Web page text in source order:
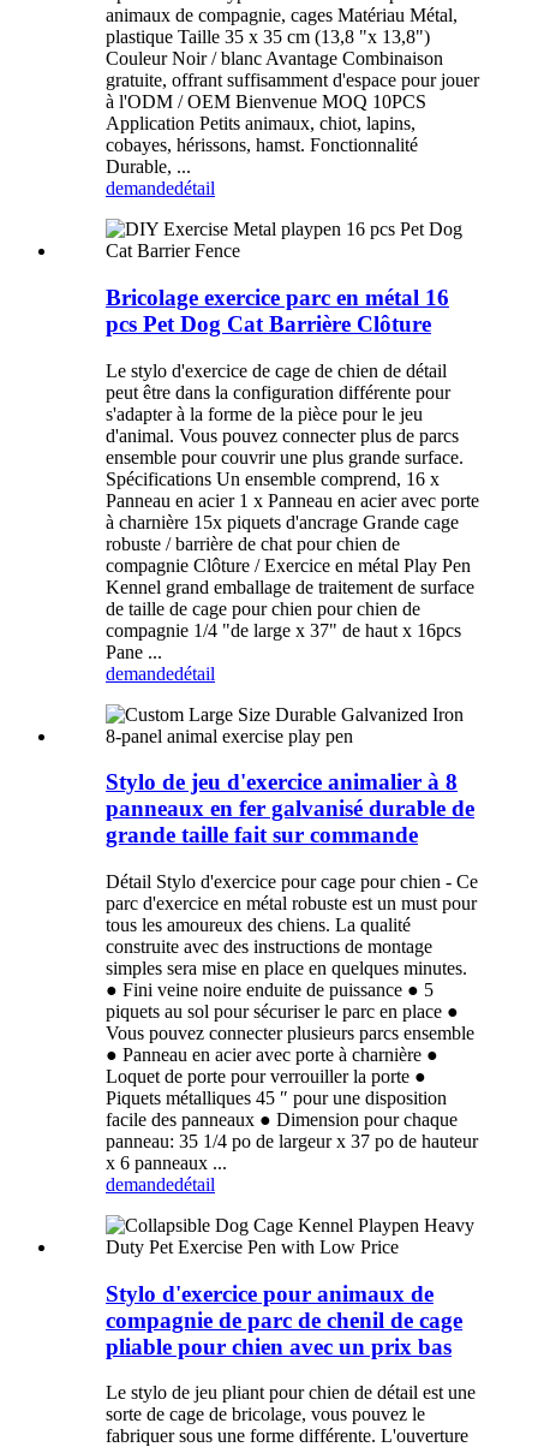
animaux de compagnie, cages Matériau Métal,
plastique Taille 35 x 35 cm (13,8 "x 13,8")
Couleur Noir / blanc Avantage Combinaison
gratuite, offrant suffisamment d'espace pour jouer
à l'ODM / OEM Bienvenue MOQ 10PCS
Application Petits animaux, chiot, lapins,
cobayes, hérissons, hamst. Fonctionnalité
Durable, ...
demandedétail
Bricolage exercice parc en métal 16
pcs Pet Dog Cat Barrière Clôture
Le stylo d'exercice de cage de chien de détail
peut être dans la configuration différente pour
s'adapter à la forme de la pièce pour le jeu
d'animal. Vous pouvez connecter plus de parcs
ensemble pour couvrir une plus grande surface.
Spécifications Un ensemble comprend, 16 x
Panneau en acier 1 x Panneau en acier avec porte
à charnière 15x piquets d'ancrage Grande cage
robuste / barrière de chat pour chien de
compagnie Clôture / Exercice en métal Play Pen
Kennel grand emballage de traitement de surface
de taille de cage pour chien pour chien de
compagnie 1/4 "de large x 37" de haut x 16pcs
Pane ...
demandedétail
Stylo de jeu d'exercice animalier à 8
panneaux en fer galvanisé durable de
grande taille fait sur commande
Détail Stylo d'exercice pour cage pour chien - Ce
parc d'exercice en métal robuste est un must pour
tous les amoureux des chiens. La qualité
construite avec des instructions de montage
simples sera mise en place en quelques minutes.
● Fini veine noire enduite de puissance ● 5
piquets au sol pour sécuriser le parc en place ●
Vous pouvez connecter plusieurs parcs ensemble
● Panneau en acier avec porte à charnière ●
Loquet de porte pour verrouiller la porte ●
Piquets métalliques 45 ″ pour une disposition
facile des panneaux ● Dimension pour chaque
panneau: 35 1/4 po de largeur x 37 po de hauteur
x 6 panneaux ...
demandedétail
Stylo d'exercice pour animaux de
compagnie de parc de chenil de cage
pliable pour chien avec un prix bas
Le stylo de jeu pliant pour chien de détail est une
sorte de cage de bricolage, vous pouvez le
fabriquer sous une forme différente. L'ouverture